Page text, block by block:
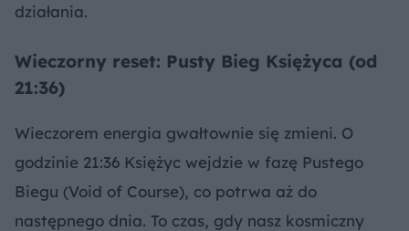
działania.
Wieczorny reset: Pusty Bieg Księżyca (od
21:36)
Wieczorem energia gwałtownie się zmieni. O
godzinie 21:36 Księżyc wejdzie w fazę Pustego
Biegu (Void of Course), co potrwa aż do
następnego dnia. To czas, gdy nasz kosmiczny